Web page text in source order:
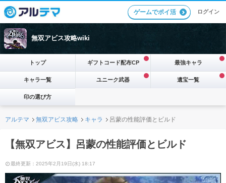
ゲームでポイ活 ログイン
無双アビス攻略wiki
トップ ギフトコード配布CP 最強キャラ
キャラ一覧 ユニーク武器 遺宝一覧
印の選び方
アルテマ 無双アビス攻略 キャラ 呂蒙の性能評価とビルド
【無双アビス】呂蒙の性能評価とビルド
最終更新：2025年2月19日(水) 18:17